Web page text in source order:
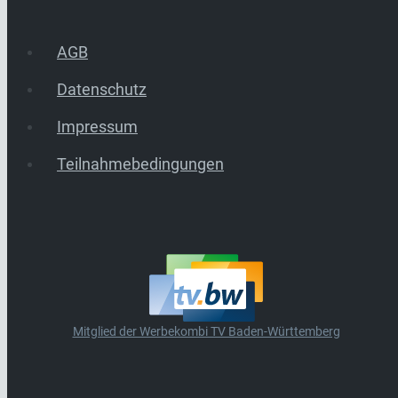
AGB
Datenschutz
Impressum
Teilnahmebedingungen
Mitglied der Werbekombi TV Baden-Württemberg